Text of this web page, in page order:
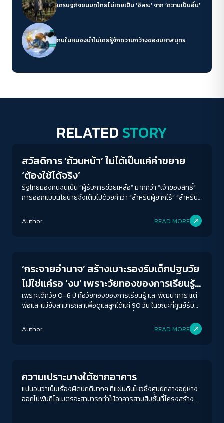
เศรษฐกิจชนบทไทยไม่เคยเป็น ‘อิสระ’ จาก ‘ความเป็นอื่น’
กบในหนองน้ำไม่เคยรู้จักความกว้างของมหาสมุทร
RELATED STORY
Welfare state
สวัสดิการ ‘ถ้วนหน้า’ ไม่ได้เป็นแค่คำขยาย
‘ต้องใช้ได้จริง’
รัฐไทยมองคนจนเป็น “ผู้รับการช่วยเหลือ” มากกว่า “เจ้าของสิทธิ์”
การออกแบบนโยบายจึงเต็มไปด้วยคำว่า “สำหรับผู้ยากไร้” “สำหรับ
Author READ MORE
‘กระจายอำนาจ’ สร้างเบาะรองรับเด็กปฐมวัย
ไม่ใช่แค่รอ ‘งบ’ เพราะวัยทองของการเรียนรู้
‘รอ’ ไม่ได้
เพราะเด็กวัย 0–6 ปี คือวัยทองของการเรียนรู้ และพัฒนาการ แต่
พ่อและแม่ยังสามารถลาเพื่อดูแลลูกได้แค่ 90 วัน ในขณะที่ศูนย์รับ
ของวัยทองอนาคตของชาตินี้ ใครดูแล?
Author READ MORE
ความเปราะบางใต้ซากอาคาร
แน่นอนว่าเป็นเรื่องผิดปกติมากๆ ที่แผ่นดินไหวซึ่งศูนย์กลางอยู่ห่าง
ออกไปพันกิโลเมตรจะสามารถทำให้อาคารสามสิบชั้นที่โครงสร้าง
ระยะห่างข้อความ
ปกติ มาก มากที่สุด